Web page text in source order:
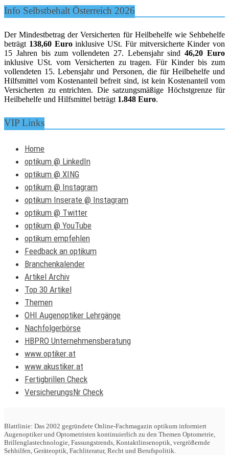
Info Selbstbehalt Österreich 2026
Der Mindestbetrag der Versicherten für Heilbehelfe wie Sehbehelfe
beträgt 138,60 Euroinklusive USt. Für mitversicherte Kinder von
15 Jahren bis zum vollendeten 27. Lebensjahr sind46,20 Euro
inklusive USt. vom Versicherten zu tragen. Für Kinder bis zum
vollendeten 15. Lebensjahr und Personen, die für Heilbehelfe und
Hilfsmittel vom Kostenanteil befreit sind, ist kein Kostenanteil vom
Versicherten zu entrichten. Die satzungsmäßige Höchstgrenze für
Heilbehelfe und Hilfsmittel beträgt 1.848 Euro.
VIP Links
Home
optikum @ LinkedIn
optikum @ XING
optikum @ Instagram
optikum Inserate @ Instagram
optikum @ Twitter
optikum @ YouTube
optikum empfehlen
Feedback an optikum
Branchenkalender
Artikel Archiv
Top 30 Artikel
Themen
OHI Augenoptiker Lehrgänge
Nachfolgerbörse
HBPRO Unternehmensberatung
www.optiker.at
www.akustiker.at
Fertigbrillen Check
VersicherungsNr Check
Blattlinie: Das 2002 gegründete Online-Fachmagazin optikum informiert
Augenoptiker und Optometristen kontinuierlich zu den Themen Optometrie,
Brillenglastechnologie, Fassungstrends, Kontaktlinsenoptik, vergrößernde
Sehhilfen, Geräteoptik, Fachliteratur, Recht und Berufspolitik.